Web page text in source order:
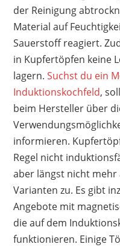
der Reinigung
Material auf
Sauerstoff reagiert.
in Kupfertöpfen keine
lagern.Suchst du ein
Induktionskochfeld,
beim Hersteller über
informieren.
Regel nicht
aber längst nicht mehr
Varianten zu. Es gibt
Angebote mit
die auf dem
funktionieren. Einige